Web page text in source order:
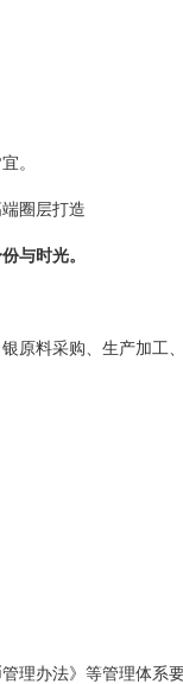
。
圈层打造
与时光。
原料采购、生产加
理办法》等管理体系